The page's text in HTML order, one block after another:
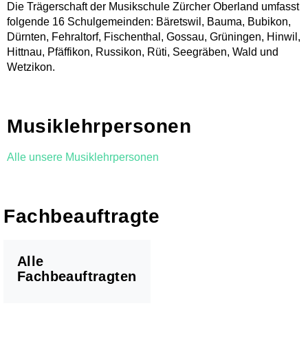
Mietinstrumente
Musikproduktion
Musikgeschäfte/Instrumentenbörse
Tandem
Die Trägerschaft der Musikschule Zürcher Oberland umfasst
folgende 16 Schulgemeinden: Bäretswil, Bauma, Bubikon,
Dürnten, Fehraltorf, Fischenthal, Gossau, Grüningen, Hinwil,
Hittnau, Pfäffikon, Russikon, Rüti, Seegräben, Wald und
Wetzikon.
Musiklehrpersonen
Alle unsere Musiklehrpersonen
Fachbeauftragte
Alle
Fachbeauftragten